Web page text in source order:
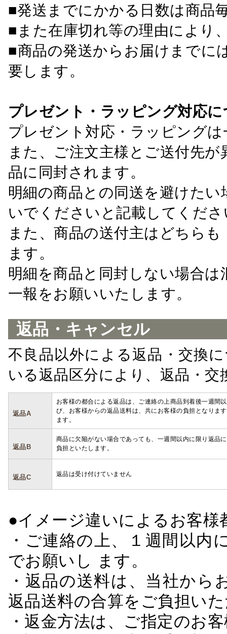
■発送までにかかる日数は商品
■また在庫切れ等の理由により
■商品の発送からお届けまでに
要します。
プレゼント・ラッピング対応
プレゼント対応・ラッピング
また、ご注文主様とご送付先
品に同封されます。
明細の商品との同送を避けた
いでくださいと記載してくださ
また、商品の送付主はどちら
ます。
明細を商品と同封しない場合
一報をお願いいたします。
返品・キャンセル
不良品以外による返品・交換
いる返品区分により、返品・
返品A
お客様の都合による返品は、ご連絡の上商品到着後一週間
び、お客様からの返品送料は、共にお客様の負担となりま
ます。
返品B
商品に欠陥がない場合であっても、一週間以内に限り返品
負担といたします。
返品C 返品は受け付けていません
●イメージ違いによるお客
・ご連絡の上、１週間以
でお願いし ます。
・返品の送料は、当社か
返品送料の合算をご負担い
・返金方法は、ご指定のお